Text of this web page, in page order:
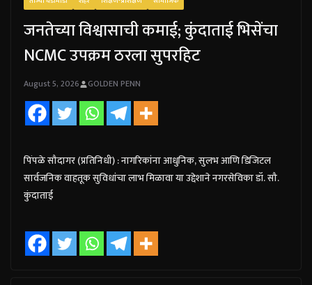
जनतेच्या विश्वासाची कमाई; कुंदाताई भिसेंचा
NCMC उपक्रम ठरला सुपरहिट
August 5, 2026 GOLDEN PENN
पिंपळे सौदागर (प्रतिनिधी) : नागरिकांना आधुनिक, सुलभ आणि डिजिटल
सार्वजनिक वाहतूक सुविधांचा लाभ मिळावा या उद्देशाने नगरसेविका डॉ. सौ.
कुंदाताई